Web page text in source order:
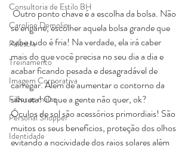
Consultoria de Estilo BH
Caroline Demolin
Palestra
Treinamento
Imagem Corporativa
Fazer as malas
Personal Shopper
Identidade
Outro ponto chave é a escolha da bolsa. Não
se engane, escolher aquela bolsa grande que
cabe tudo é fria! Na verdade, ela irá caber
mais do que você precisa no seu dia a dia e
acabar ficando pesada e desagradável de
carregar. Além de aumentar o contorno da
silhueta! O que a gente não quer, ok?
Óculos de sol são acessórios primordiais! São
muitos os seus benefícios, proteção dos olhos
evitando a nocividade dos raios solares além